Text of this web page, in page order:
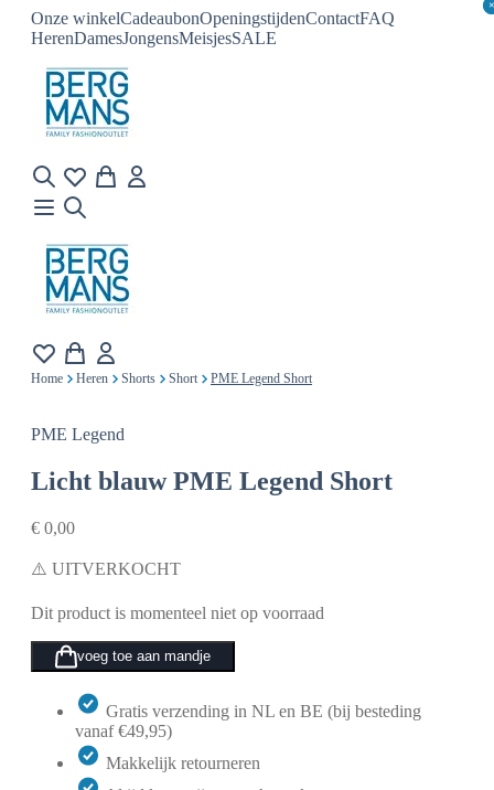
Onze winkelCadeaubonOpeningstijdenContactFAQ
HerenDamesJongensMeisjesSALE
×
×
Home Heren Shorts Short PME Legend Short
PME Legend
Licht blauw PME Legend Short
€ 0,00
⚠️ UITVERKOCHT
Dit product is momenteel niet op voorraad
voeg toe aan mandje
Gratis verzending in NL en BE (bij besteding
vanaf €49,95)
Makkelijk retourneren